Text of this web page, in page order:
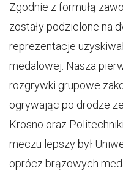
Zgodnie z formułą
zostały podzielone na
reprezentacje
medalowej. Nasza
rozgrywki grupowe
ogrywając po drodze
Krosno oraz
meczu lepszy był
oprócz brązowych